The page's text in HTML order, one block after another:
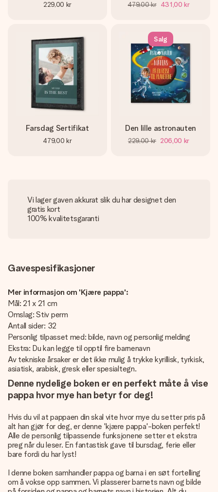
229,00 kr 479,00 kr 431,00 kr
Farsdag Sertifikat
479,00 kr
Salg
Den lille astronauten
229,00 kr 206,00 kr
Vi lager gaven akkurat slik du har designet den
gratis kort
100% kvalitetsgaranti
Gavespesifikasjoner
Mer informasjon om 'Kjære pappa':
Mål: 21 x 21 cm
Omslag: Stiv perm
Antall sider: 32
Personlig tilpasset med: bilde, navn og personlig melding
Ekstra: Du kan legge til opptil fire barnenavn
Av tekniske årsaker er det ikke mulig å trykke kyrillisk, tyrkisk,
asiatisk, arabisk, gresk eller spesialtegn.
Denne nydelige boken er en perfekt måte å vise
pappa hvor mye han betyr for deg!
Hvis du vil at pappaen din skal vite hvor mye du setter pris på
alt han gjør for deg, er denne 'kjære pappa'-boken perfekt!
Alle de personlig tilpassende funksjonene setter et ekstra
preg når du leser. En fantastisk gave til bursdag, ferie eller
bare fordi du har lyst!
I denne boken samhandler pappa og barna i en søt fortelling
om å vokse opp sammen. Vi plasserer barnets navn og bilde